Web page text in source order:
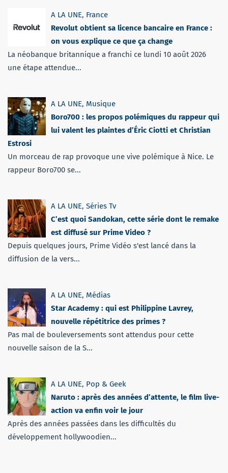
A LA UNE, France
Revolut obtient sa licence bancaire en France :
on vous explique ce que ça change
La néobanque britannique a franchi ce lundi 10 août 2026
une étape attendue...
A LA UNE, Musique
Boro700 : les propos polémiques du rappeur qui
lui valent les plaintes d’Éric Ciotti et Christian
Estrosi
Un morceau de rap provoque une vive polémique à Nice. Le
rappeur Boro700 se...
A LA UNE, Séries Tv
C’est quoi Sandokan, cette série dont le remake
est diffusé sur Prime Video ?
Depuis quelques jours, Prime Vidéo s'est lancé dans la
diffusion de la vers...
A LA UNE, Médias
Star Academy : qui est Philippine Lavrey,
nouvelle répétitrice des primes ?
Pas mal de bouleversements sont attendus pour cette
nouvelle saison de la S...
A LA UNE, Pop & Geek
Naruto : après des années d’attente, le film live-
action va enfin voir le jour
Après des années passées dans les difficultés du
développement hollywoodien...